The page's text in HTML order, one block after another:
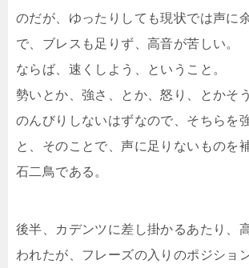
のだが、ゆったりしても現状では声に
で、ブレスも足りず、高音が苦しい。
ならば、速くしよう、ということ。
勢いとか、強さ、とか、怒り、とかそ
のんびりしないはずなので、そちらを
と、そのことで、声に足りないものを
石二鳥である。
後半、カデンツに差し掛かるあたり、
われたが、フレーズの入りのポジショ